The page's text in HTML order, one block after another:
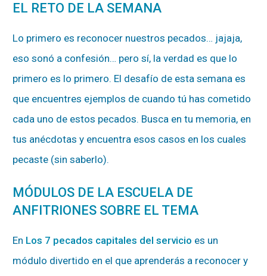
EL RETO DE LA SEMANA
Lo primero es reconocer nuestros pecados… jajaja,
eso sonó a confesión… pero sí, la verdad es que lo
primero es lo primero. El desafío de esta semana es
que encuentres ejemplos de cuando tú has cometido
cada uno de estos pecados. Busca en tu memoria, en
tus anécdotas y encuentra esos casos en los cuales
pecaste (sin saberlo).
MÓDULOS DE LA ESCUELA DE
ANFITRIONES SOBRE EL TEMA
En Los 7 pecados capitales del servicio es un
módulo divertido en el que aprenderás a reconocer y